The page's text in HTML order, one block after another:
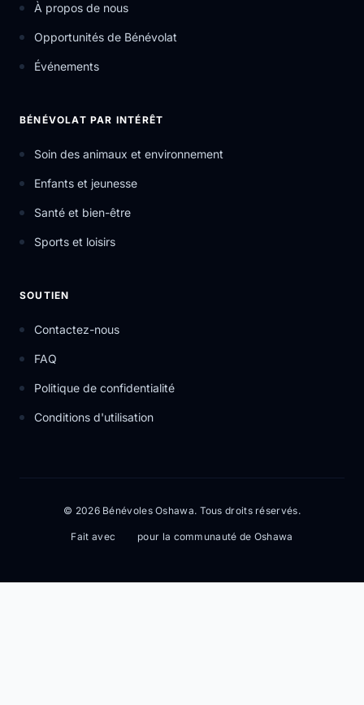
À propos de nous
Opportunités de Bénévolat
Événements
BÉNÉVOLAT PAR INTÉRÊT
Soin des animaux et environnement
Enfants et jeunesse
Santé et bien-être
Sports et loisirs
SOUTIEN
Contactez-nous
FAQ
Politique de confidentialité
Conditions d'utilisation
© 2026 Bénévoles Oshawa. Tous droits réservés.
Fait avec pour la communauté de Oshawa